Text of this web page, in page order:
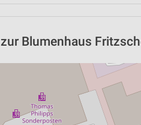
zur Blumenhaus